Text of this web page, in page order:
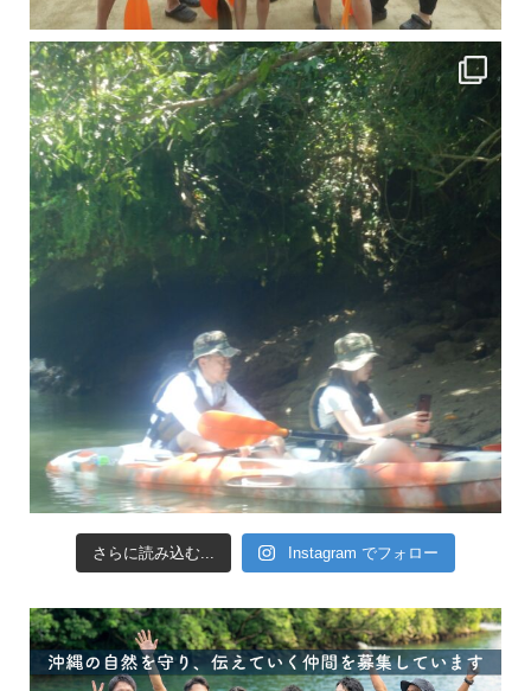
引き潮だったの
さらに読み込む... Instagram でフォロー